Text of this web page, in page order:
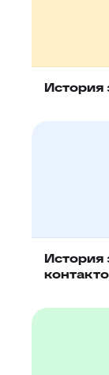
История
История